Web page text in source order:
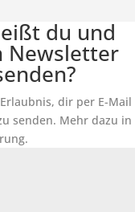
du und
Newsletter
dir per E-Mail
senden. Mehr dazu in